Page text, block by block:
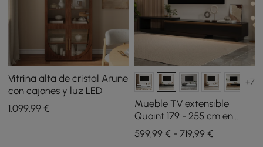
Vitrina alta de cristal Arune
con cajones y luz LED
1.099,99 €
+7
Mueble TV extensible
Quoint 179 - 255 cm en
madera con luz y 3 cajones
- negro
599,99 € - 719,99 €